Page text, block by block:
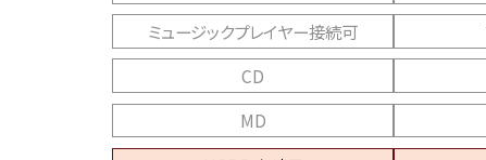
ミュージックプレイヤー接続可
CD
MD